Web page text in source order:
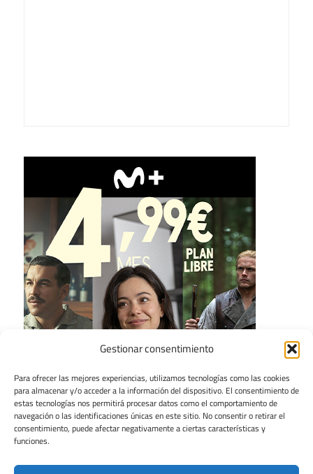
Gestionar consentimiento
Para ofrecer las mejores experiencias, utilizamos tecnologías como las cookies
para almacenar y/o acceder a la información del dispositivo. El consentimiento de
estas tecnologías nos permitirá procesar datos como el comportamiento de
navegación o las identificaciones únicas en este sitio. No consentir o retirar el
consentimiento, puede afectar negativamente a ciertas características y
funciones.